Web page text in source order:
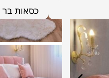
כסאות בר